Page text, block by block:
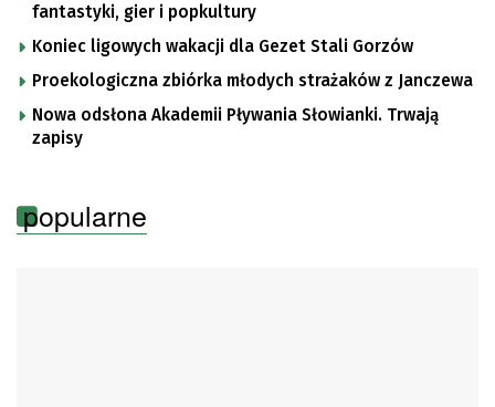
fantastyki, gier i popkultury
Koniec ligowych wakacji dla Gezet Stali Gorzów
Proekologiczna zbiórka młodych strażaków z Janczewa
Nowa odsłona Akademii Pływania Słowianki. Trwają
zapisy
popularne